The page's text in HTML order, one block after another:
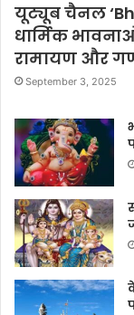
यूट्यूब चैनल
धार्मिक
रामायण और
September 3, 2025